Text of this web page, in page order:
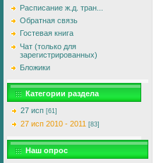
Расписание ж.д. тран...
Обратная связь
Гостевая книга
Чат (только для
зарегистрированных)
Бложики
Категории раздела
27 исп [61]
27 исп 2010 - 2011 [83]
Наш опрос